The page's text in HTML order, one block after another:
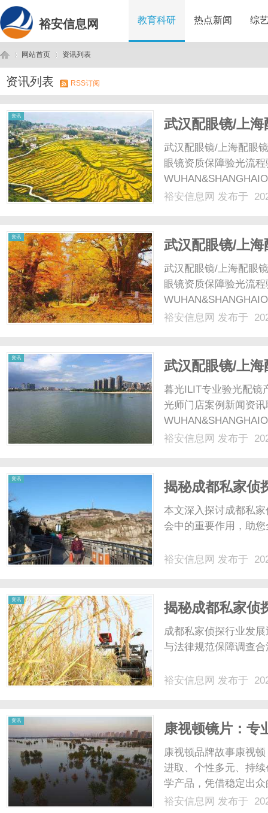
裕安信息网 教育科研 热点新闻 综
裕 ›
网站首页
›
资讯列表
资讯列表 RSS订阅
资讯
武汉配眼镜/上海
武汉配眼镜/上海配眼
眼镜资质保障验光流
配镜的写字楼眼镜店
裕安信息网 发布于
资讯
武汉配眼镜/上海
武汉配眼镜/上海配眼
眼镜资质保障验光流
配镜的写字楼眼镜店
裕安信息网 发布于
资讯
武汉配眼镜/上海
暮光ILIT专业验光配镜
光师门店案例新闻资
配镜的写字楼眼镜店
裕安信息网 发布于
资讯
揭秘成都私家侦
本文深入探讨成都私
会中的重要作用，助
裕安信息网 发布于
资讯
揭秘成都私家侦
成都私家侦探行业发
与法律规范保障调查
裕安信息网 发布于
资讯
康视顿镜片：专
康视顿品牌故事康视
进取、个性多元、持
学产品，凭借稳定出
多年，品牌持续钻研
裕安信息网 发布于